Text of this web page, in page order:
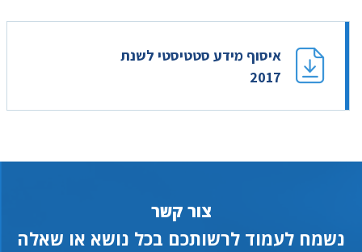
איסוף מידע סטטיסטי לשנת
2017
צור קשר
נשמח לעמוד לרשותכם בכל נושא או שאלה